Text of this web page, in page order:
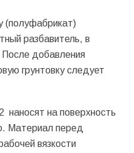
(полуфабрикат)
разбавитель, в
добавления
грунтовку следует
на поверхность
Материал перед
вязкости